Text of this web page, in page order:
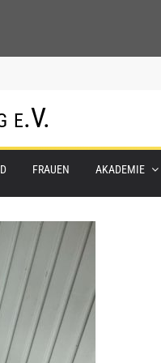
e.V.
FRAUEN AKADEMIE